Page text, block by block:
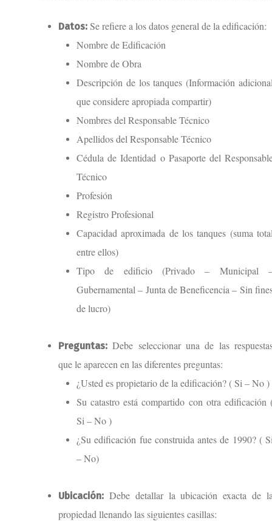
Datos: Se refiere a los datos general de la edificación:
Nombre de Edificación
Nombre de Obra
Descripción de los tanques (Información
que considere apropiada compartir)
Nombres del Responsable Técnico
Apellidos del Responsable Técnico
Cédula de Identidad o Pasaporte del
Técnico
Profesión
Registro Profesional
Capacidad aproximada de los tanques (suma
entre ellos)
Tipo de edificio (Privado – Municipal
Gubernamental – Junta de Beneficencia – Sin
de lucro)
Preguntas:Debe seleccionar una de las
que le aparecen en las diferentes preguntas:
¿Usted es propietario de la edificación? ( Si – No )
Su catastro está compartido con otra edificación
Si – No )
¿Su edificación fue construida antes de 1990? (
– No)
Ubicación: Debe detallar la ubicación exacta de
propiedad llenando las siguientes casillas: